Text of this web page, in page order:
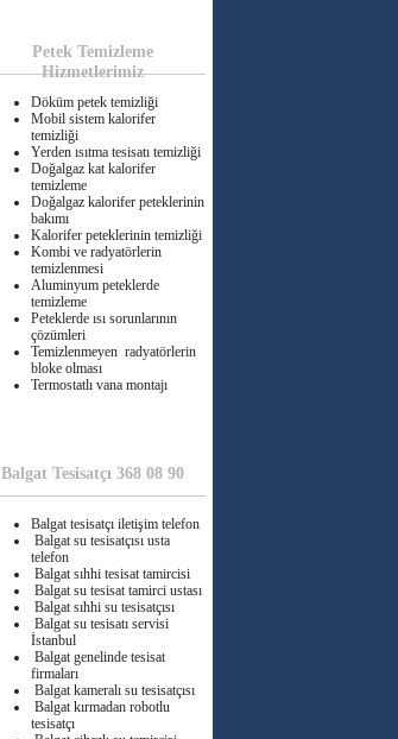
Petek Temizleme
Hizmetlerimiz
Döküm petek temizliği
Mobil sistem kalorifer
temizliği
Yerden ısıtma tesisatı temizliği
Doğalgaz kat kalorifer
temizleme
Doğalgaz kalorifer peteklerinin
bakımı
Kalorifer peteklerinin temizliği
Kombi ve radyatörlerin
temizlenmesi
Aluminyum peteklerde
temizleme
Peteklerde ısı sorunlarının
çözümleri
Temizlenmeyen radyatörlerin
bloke olması
Termostatlı vana montajı
Balgat Tesisatçı 368 08 90
Balgat tesisatçı iletişim telefon
Balgat su tesisatçısı usta
telefon
Balgat sıhhi tesisat tamircisi
Balgat su tesisat tamirci ustası
Balgat sıhhi su tesisatçısı
Balgat su tesisatı servisi
İstanbul
Balgat genelinde tesisat
firmaları
Balgat kameralı su tesisatçısı
Balgat kırmadan robotlu
tesisatçı